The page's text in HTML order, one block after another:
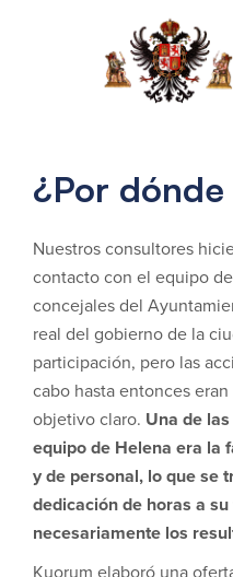
¿Por
Nuestros consultores
contacto con el equipo
concejales del
real del gobierno de la
participación, pero las
cabo hasta entonces
objetivo claro. Una de
equipo de Helena era la
y de personal, lo que se
dedicación de horas a
necesariamente los